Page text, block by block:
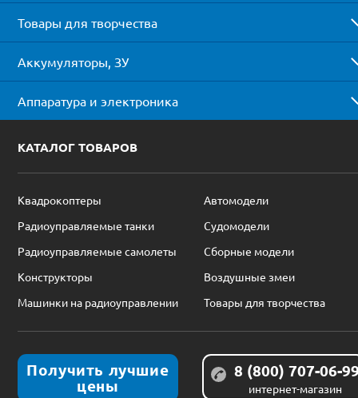
Товары для творчества
Аккумуляторы, ЗУ
Аппаратура и электроника
КАТАЛОГ ТОВАРОВ
Квадрокоптеры
Автомодели
Радиоуправляемые танки
Судомодели
Радиоуправляемые самолеты
Сборные модели
Конструкторы
Воздушные змеи
Машинки на радиоуправлении
Товары для творчества
Получить лучшие
цены
8 (800) 707-06-
интернет-магазин